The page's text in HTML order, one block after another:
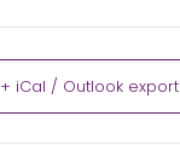
+ iCal / Outlook export